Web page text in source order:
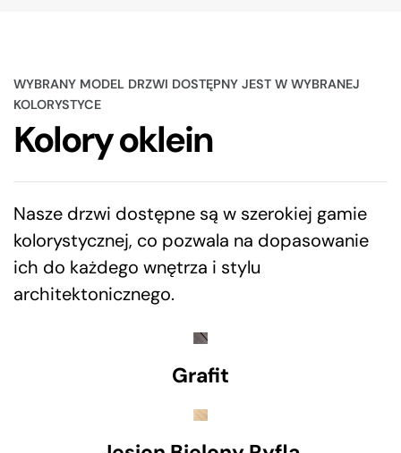
WYBRANY MODEL DRZWI DOSTĘPNY JEST W WYBRANEJ
KOLORYSTYCE
Kolory oklein
Nasze drzwi dostępne są w szerokiej gamie
kolorystycznej, co pozwala na dopasowanie
ich do każdego wnętrza i stylu
architektonicznego.
Grafit